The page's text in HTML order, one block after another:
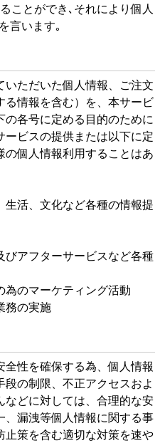
ことができ､それにより個人
言います｡
ただいた個人情報、ご注文
情報を含む）を、本サービ
各号に定める目的のために
ビスの提供または以下に定
個人情報利用することはあ
生活、文化など各種の情報提
びアフターサービスなど各種
為のマーケティング活動
務の実施
性を確保する為、個人情報
の制限、不正アクセスおよ
などに対しては、合理的な安
漏洩等個人情報に関する事
策を含む適切な対策を速や